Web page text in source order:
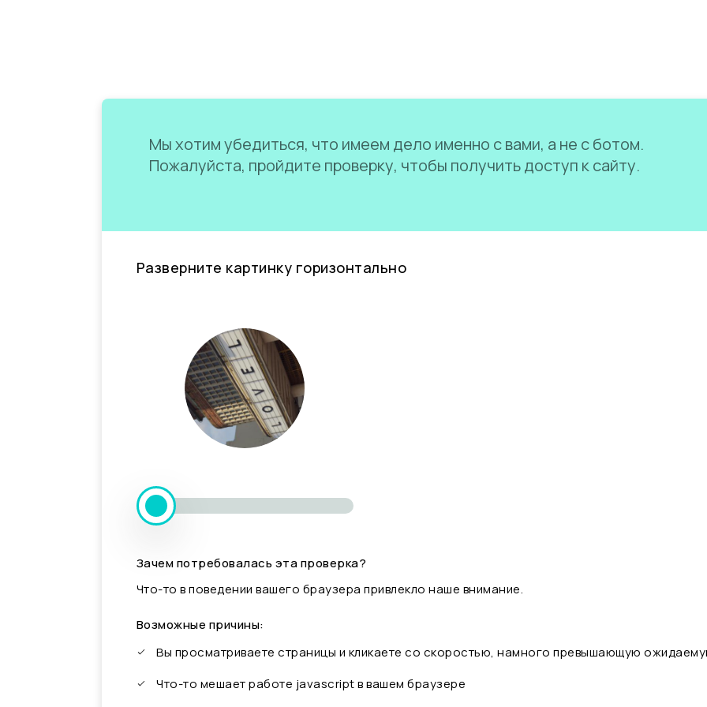
Мы хотим убедиться, что имеем дело именно с вами, а не с ботом.
Пожалуйста, пройдите проверку, чтобы получить доступ к сайту.
Разверните картинку горизонтально
Зачем потребовалась эта проверка?
Что-то в поведении вашего браузера привлекло наше внимание.
Возможные причины:
Вы просматриваете страницы и кликаете со скоростью, намного превышающую
Что-то мешает работе javascript в вашем браузере